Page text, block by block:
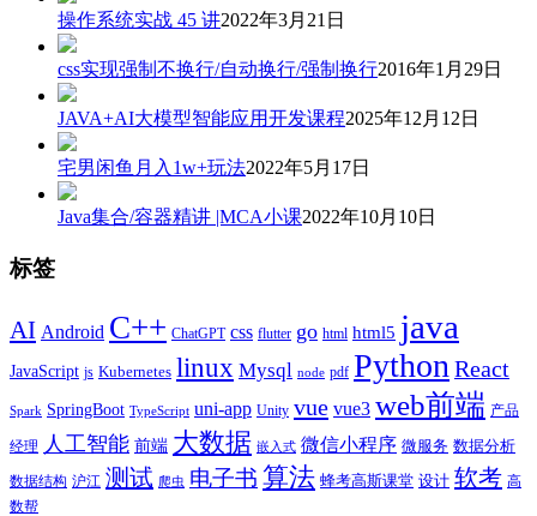
操作系统实战 45 讲2022年3月21日
css实现强制不换行/自动换行/强制换行2016年1月29日
JAVA+AI大模型智能应用开发课程2025年12月12日
宅男闲鱼月入1w+玩法2022年5月17日
Java集合/容器精讲 |MCA小课2022年10月10日
标签
AI Android C++ ChatGPT css flutter go html html5 java
JavaScript js Kubernetes linux Mysql node pdf Python React
Spark SpringBoot TypeScript uni-app Unity vue vue3 web前端 产品
经理 人工智能 前端 大数据 嵌入式 微信小程序 微服务 数据分析
数据结构 沪江 测试 爬虫 电子书 算法 蜂考高斯课堂 设计 软考 高
数帮